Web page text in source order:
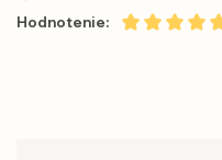
Hodnotenie: